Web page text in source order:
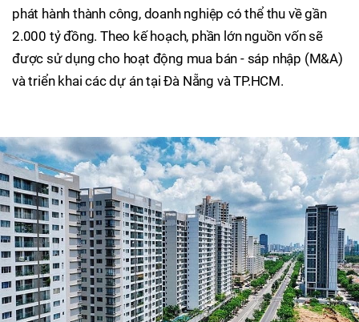
phát hành thành công, doanh nghiệp có thể thu về gần
2.000 tỷ đồng. Theo kế hoạch, phần lớn nguồn vốn sẽ
được sử dụng cho hoạt động mua bán - sáp nhập (M&A)
và triển khai các dự án tại Đà Nẵng và TP.HCM.